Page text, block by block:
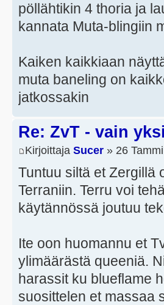
pöllähtikin 4 thoria ja
kannata Muta-blingiin
Kaiken kaikkiaan
muta baneling on
jatkossakin
Re: ZvT - vain
Kirjoittaja Sucer » 26
Tuntuu siltä et Zergillä
Terraniin. Terru voi
käytännössä joutuu
Ite oon huomannu et
ylimäärästä queeniä.
harassit ku blueflame
suosittelen et massaa